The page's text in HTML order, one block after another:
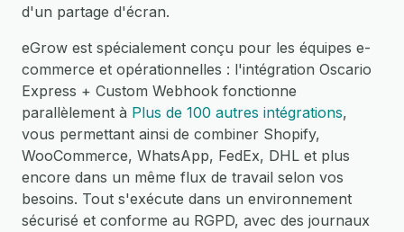
d'un partage d'écran.
eGrow est spécialement conçu pour les équipes e-
commerce et opérationnelles : l'intégration Oscario
Express + Custom Webhook fonctionne
parallèlement à Plus de 100 autres intégrations,
vous permettant ainsi de combiner Shopify,
WooCommerce, WhatsApp, FedEx, DHL et plus
encore dans un même flux de travail selon vos
besoins. Tout s'exécute dans un environnement
sécurisé et conforme au RGPD, avec des journaux